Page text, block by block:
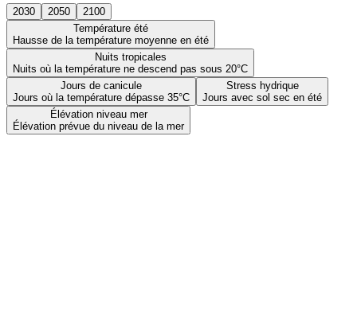
2030 2050
2100
Température été
Hausse de la température moyenne en été
Nuits tropicales
Nuits où la température ne descend pas sous 20°C
Jours de canicule
Jours où la température dépasse 35°C
Stress hydrique
Jours avec sol sec en été
Élévation niveau mer
Élévation prévue du niveau de la mer